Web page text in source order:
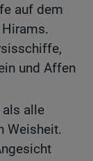
auf dem
und Affen
als alle
Weisheit.